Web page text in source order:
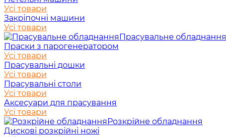
Усі товари
Закріпочні машини
Усі товари
Прасувальне обладнання
Праски з парогенератором
Усі товари
Прасувальні дошки
Усі товари
Прасувальні столи
Усі товари
Аксесуари для прасування
Усі товари
Розкрійне обладнання
Дискові розкрійні ножі